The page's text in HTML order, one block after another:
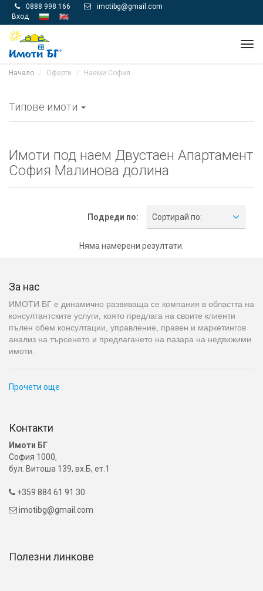
 0888 998 166 
imotibg@gmail.com
Вход
Начало Оферти Наеми София
Типове имоти
Имоти под наем Двустаен Апартамент
София Малинова долина
Подреди по: Сортирай по:
Няма намерени резултати.
За нас
ИМОТИ БГ е динамично развиваща се компания в областта на
консултантските услуги, която предлага на своите клиенти
пълен обем консултации, управление, правен и маркетингов
анализ на търсенето и предлагането на пазара на недвижими
имоти.
Прочети още
Контакти
Имоти БГ
София 1000,
бул. Витоша 139, вх.Б, ет.1
 +359 884 61 91 30
 imotibg@gmail.com
Полезни линкове